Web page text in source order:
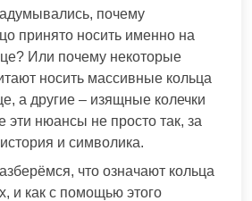
почему
принято носить именно на
Или почему некоторые
носить массивные кольца
а другие – изящные колечки
эти нюансы не просто так, за
и символика.
что означают кольца
и как с помощью этого